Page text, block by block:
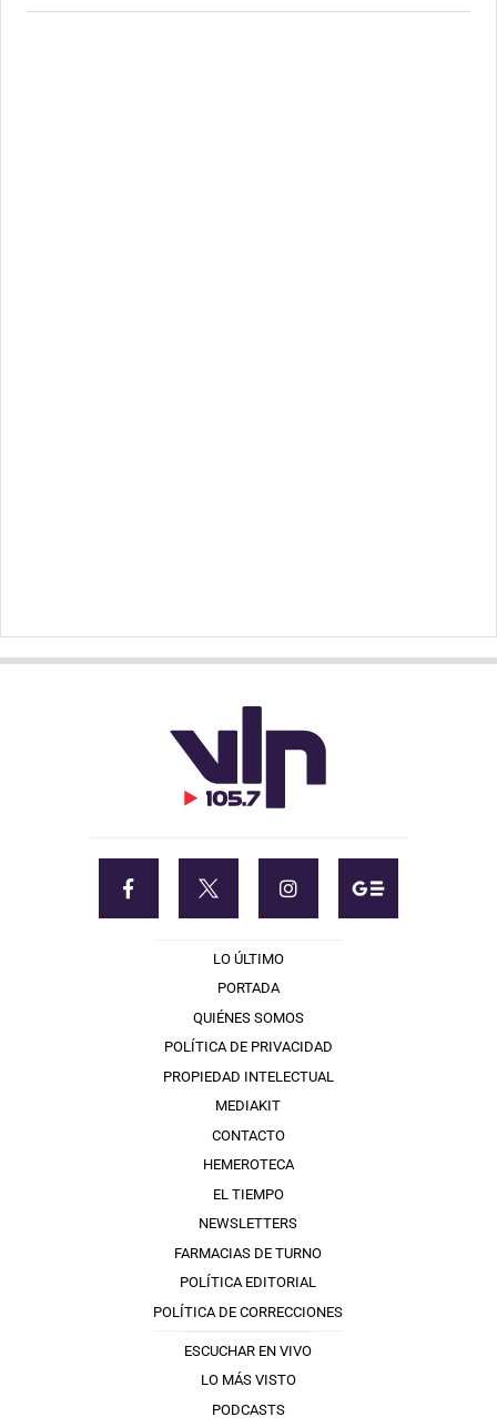
LO ÚLTIMO
PORTADA
QUIÉNES SOMOS
POLÍTICA DE PRIVACIDAD
PROPIEDAD INTELECTUAL
MEDIAKIT
CONTACTO
HEMEROTECA
EL TIEMPO
NEWSLETTERS
FARMACIAS DE TURNO
POLÍTICA EDITORIAL
POLÍTICA DE CORRECCIONES
ESCUCHAR EN VIVO
LO MÁS VISTO
PODCASTS